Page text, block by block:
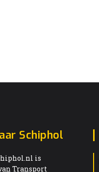
Schiphol
is
Transport